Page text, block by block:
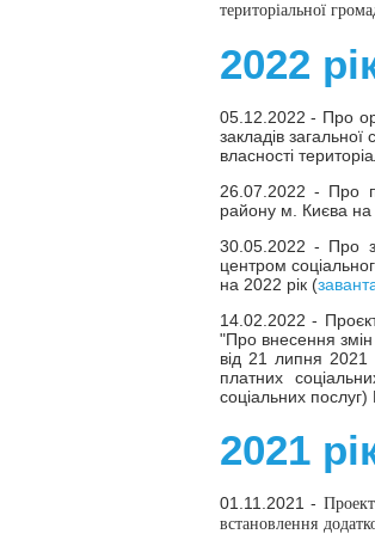
територіальної
2022
05.12.2022 - Про
закладів
власності
26.07.2022 - Про
району м. Києва на
30.05.2022 - Про
центром
на 2022 рік (
14.02.2022 - Проєкт
"Про внесення змін
від 21 липня
платних
соціальних послуг)
2021
01.11.2021 -
встановлення